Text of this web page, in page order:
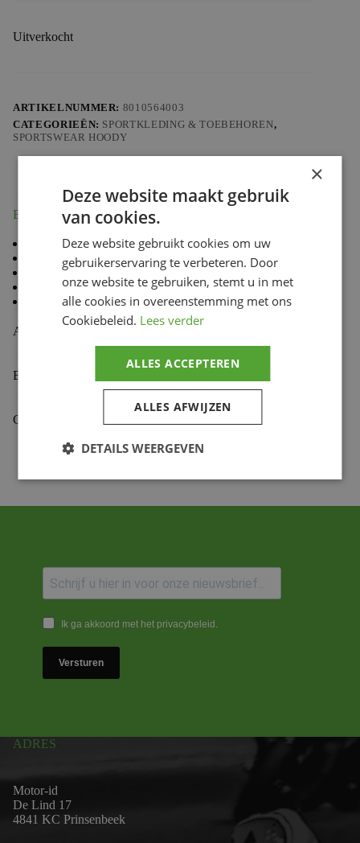
Uitverkocht
ARTIKELNUMMER: 8010564003
CATEGORIEËN: SPORTKLEDING & TOEBEHOREN,
SPORTSWEAR HOODY
Beschrijving
80 % Coton, 20 % Polyester
Doublure en molleton à l’intérieur
Coupe standard TLD
Capuche doublée
Cordon de capuche avec embouts doux au toucher
Aanvullende informatie
Beoordelingen (0)
Gekoppelde Motoren
Ik ga akkoord met het privacybeleid.
Versturen
ADRES
Motor-id
De Lind 17
4841 KC Prinsenbeek
×
Deze website maakt gebruik
van cookies.
Deze website gebruikt cookies om uw
gebruikerservaring te verbeteren. Door
onze website te gebruiken, stemt u in met
alle cookies in overeenstemming met ons
Cookiebeleid. Lees verder
ALLES ACCEPTEREN
ALLES AFWIJZEN
DETAILS WEERGEVEN